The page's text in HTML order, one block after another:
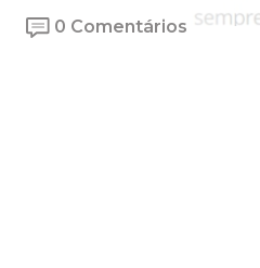
0 Comentários